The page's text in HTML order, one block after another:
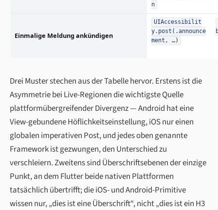
n
Einmalige Meldung ankündigen
UIAccessibilit
y.post(.announce
ment, …)
Drei Muster stechen aus der Tabelle hervor. Erstens ist die
Asymmetrie bei Live-Regionen die wichtigste Quelle
plattformübergreifender Divergenz — Android hat eine
View-gebundene Höflichkeitseinstellung, iOS nur einen
globalen imperativen Post, und jedes oben genannte
Framework ist gezwungen, den Unterschied zu
verschleiern. Zweitens sind Überschriftsebenen der einzige
Punkt, an dem Flutter beide nativen Plattformen
tatsächlich übertrifft; die iOS- und Android-Primitive
wissen nur, „dies ist eine Überschrift“, nicht „dies ist ein H3